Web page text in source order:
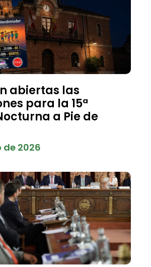
abiertas las
para la 15ª
a Pie de
de 2026